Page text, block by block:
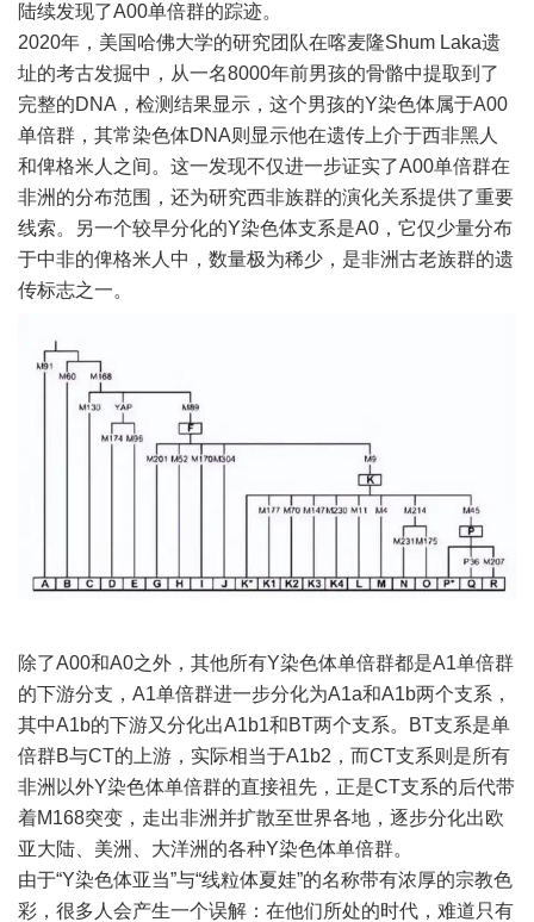
陆续发现了A00单倍群的踪迹。
2020年，美国哈佛大学的研究团队在喀麦隆Shum Laka遗
址的考古发掘中，从一名8000年前男孩的骨骼中提取到了
完整的DNA，检测结果显示，这个男孩的Y染色体属于A00
单倍群，其常染色体DNA则显示他在遗传上介于西非黑人
和俾格米人之间。这一发现不仅进一步证实了A00单倍群在
非洲的分布范围，还为研究西非族群的演化关系提供了重要
线索。另一个较早分化的Y染色体支系是A0，它仅少量分布
于中非的俾格米人中，数量极为稀少，是非洲古老族群的遗
传标志之一。
除了A00和A0之外，其他所有Y染色体单倍群都是A1单倍群
的下游分支，A1单倍群进一步分化为A1a和A1b两个支系，
其中A1b的下游又分化出A1b1和BT两个支系。BT支系是单
倍群B与CT的上游，实际相当于A1b2，而CT支系则是所有
非洲以外Y染色体单倍群的直接祖先，正是CT支系的后代带
着M168突变，走出非洲并扩散至世界各地，逐步分化出欧
亚大陆、美洲、大洋洲的各种Y染色体单倍群。
由于“Y染色体亚当”与“线粒体夏娃”的名称带有浓厚的宗教色
彩，很多人会产生一个误解：在他们所处的时代，难道只有